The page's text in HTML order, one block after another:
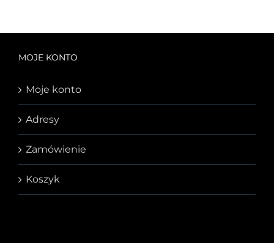
MOJE KONTO
Moje konto
Adresy
Zamówienie
Koszyk